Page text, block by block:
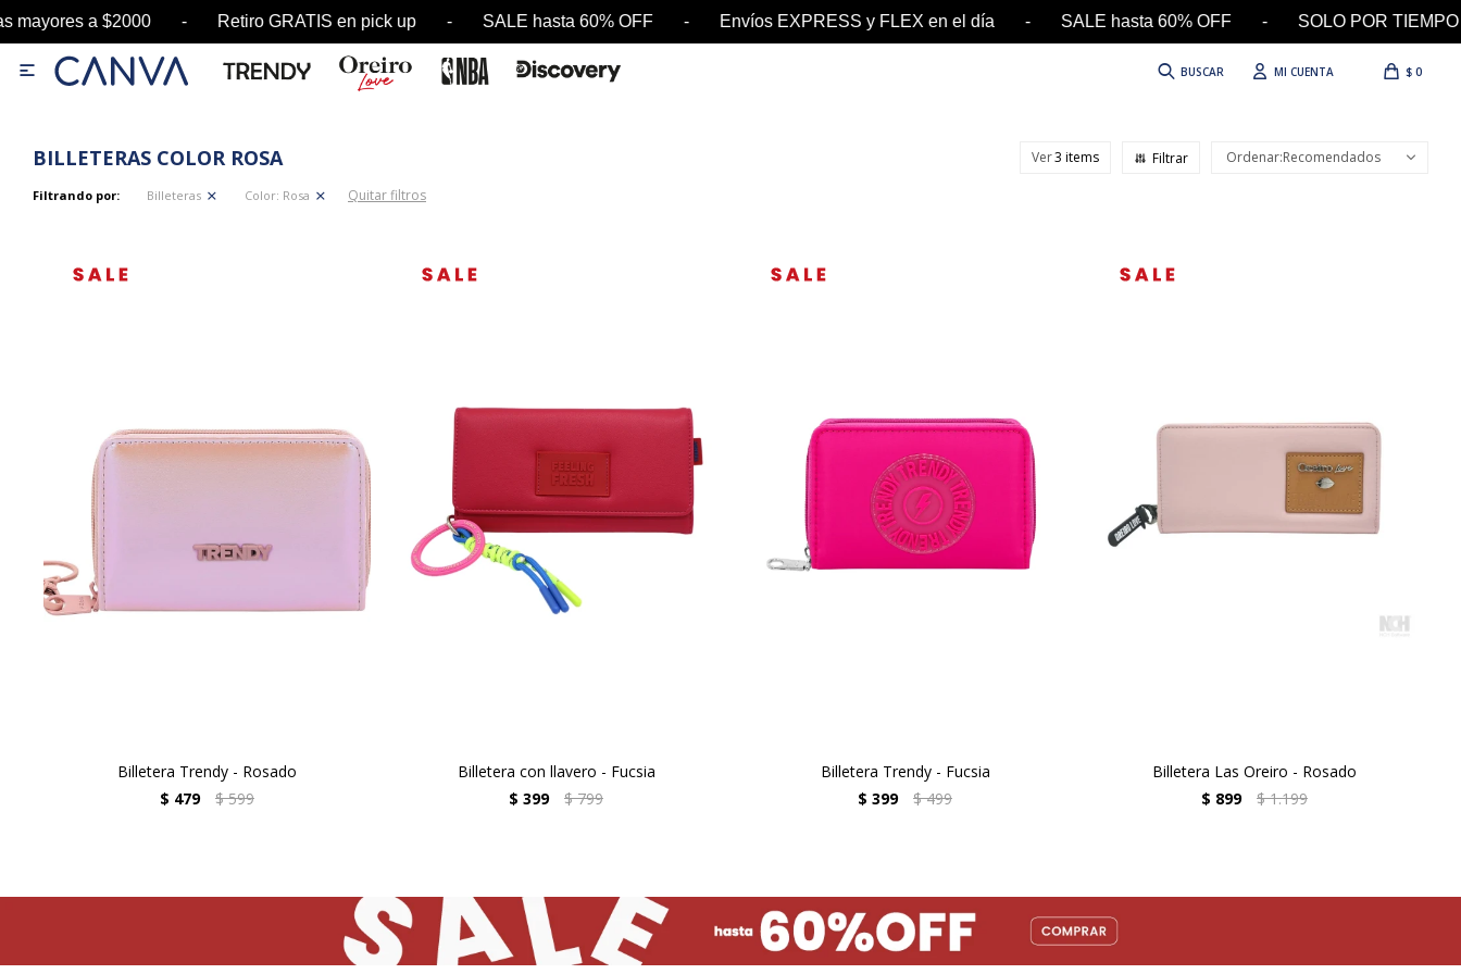
mayores a $2000 - Retiro GRATIS en pick up - SALE hasta 60% OFF - Envíos EXPRESS y FLEX en el día - SALE hasta 60% OFF - SOLO POR TIEMPO
$ 0

BILLETERAS COLOR ROSA Ver Recomendados
Filtrando por: Billeteras Color: Rosa Quitar filtros
Billetera Trendy - Rosado
$ 479 $ 599
Billetera con llavero - Fucsia
$ 399 $ 799
Billetera Trendy - Fucsia
$ 399 $ 499
Billetera Las Oreiro - Rosado
$ 899 $ 1.199